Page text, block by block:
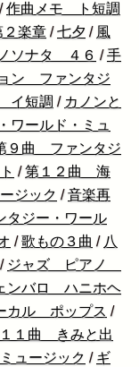
/作曲メモ ト短調
楽章 /七夕 / 風
ソナタ ４６ /手
ン ファンタジ
イ短調 / カノンと
ールド・ミュ
９曲 ファンタジ
/第１２曲 海
ジック /音楽再
ジー・ワール
/歌もの３曲 / 八
/ ジャズ ピアノ
ンバロ ハニホヘ
カル ポップス /
１曲 きみと出
ュージック / ギ